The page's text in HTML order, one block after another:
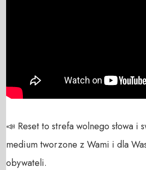
📣 Reset to strefa wolnego słowa i
medium tworzone z Wami i dla
obywateli.